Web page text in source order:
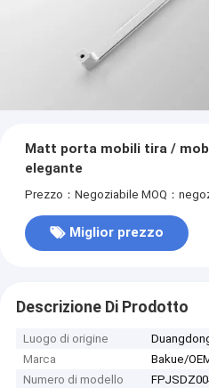
Matt porta mobili tira /
elegante
Prezzo：Negoziabile MOQ：
Miglior prezzo
Descrizione Di Prodotto
Luogo di origine
Marca
Bakue/
Numero di modello